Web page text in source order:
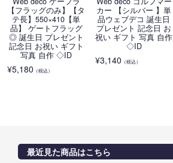
【フラッグのみ】【タ
テ長】550×410【単
品】 ゲートフラッグ
◎ 誕生日 プレゼント
記念日 お祝い ギフト
写真 自作 ◇ID
¥5,180 （税込）
カー 【シルバー 】単
品ウェブデコ 誕生日
プレゼント 記念日 お
祝い ギフト 写真 自作
◇ID
¥3,140 （税込）
最近見た商品はこちら